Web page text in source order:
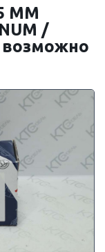
ММ
/
возможно